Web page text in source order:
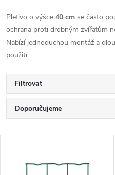
Pletivo o výšce 40 cm se často
ochrana proti drobným zvířatům
Nabízí jednoduchou montáž a
použití.
Filtrovat
Ř
a
Doporučujeme
Nejprodávanější